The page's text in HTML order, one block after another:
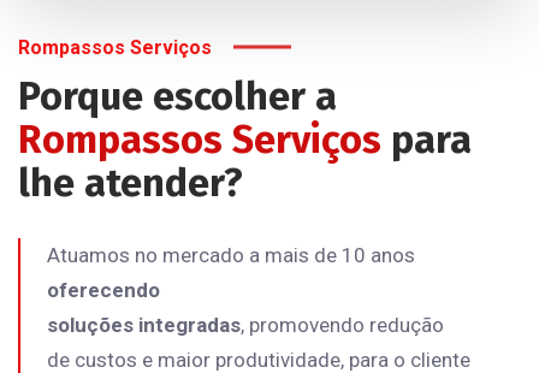
Rompassos Serviços
Porque escolher a
Rompassos Serviços para
lhe atender?
Atuamos no mercado a mais de 10 anos
oferecendo
soluções integradas, promovendo redução
de custos e maior produtividade, para o cliente